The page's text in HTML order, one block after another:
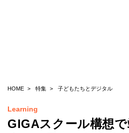
HOME 特集 子どもたちとデジタル
Learning
GIGAスクール構想で